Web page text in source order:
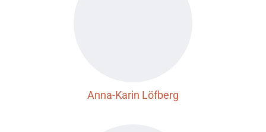
Anna-Karin Löfberg